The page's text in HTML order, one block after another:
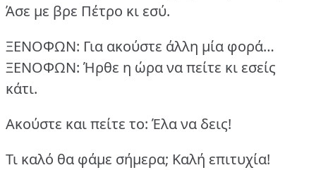
Άσε με βρε Πέτρο κι εσύ.
ΞΕΝΟΦΩΝ: Για ακούστε άλλη μία φορά…
ΞΕΝΟΦΩΝ: Ήρθε η ώρα να πείτε κι εσείς
κάτι.
Ακούστε και πείτε το: Έλα να δεις!
Τι καλό θα φάμε σήμερα; Καλή επιτυχία!